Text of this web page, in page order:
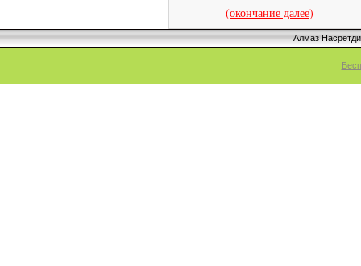
(окончание далее)
Алмаз